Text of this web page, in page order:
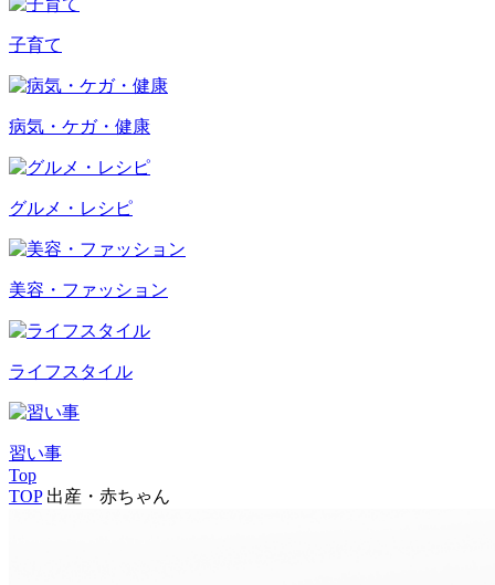
子育て
病気・ケガ・健康
グルメ・レシピ
美容・ファッション
ライフスタイル
習い事
Top
TOP 出産・赤ちゃん